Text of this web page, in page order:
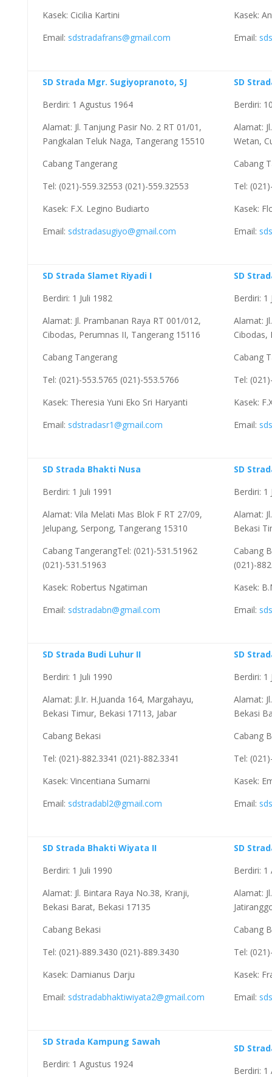
Kasek: Cicilia Kartini
Email: sdstradafrans@gmail.com
Kasek:
Email:
SD Strada Mgr. Sugiyopranoto, SJ
Berdiri: 1 Agustus 1964
Alamat: Jl. Tanjung Pasir No. 2 RT 01/01,
Pangkalan Teluk Naga, Tangerang 15510
Cabang Tangerang
Tel: (021)-559.32553 (021)-559.32553
Kasek: F.X. Legino Budiarto
Email: sdstradasugiyo@gmail.com
SD
Berdiri:
Alamat:
Wetan,
Cabang
Tel:
Kasek:
Email:
SD Strada Slamet Riyadi I
Berdiri: 1 Juli 1982
Alamat: Jl. Prambanan Raya RT 001/012,
Cibodas, Perumnas II, Tangerang 15116
Cabang Tangerang
Tel: (021)-553.5765 (021)-553.5766
Kasek: Theresia Yuni Eko Sri Haryanti
Email: sdstradasr1@gmail.com
SD
Berdiri: 1
Alamat:
Cibodas,
Cabang
Tel:
Kasek:
Email:
SD Strada Bhakti Nusa
Berdiri: 1 Juli 1991
Alamat: Vila Melati Mas Blok F RT 27/09,
Jelupang, Serpong, Tangerang 15310
Cabang TangerangTel: (021)-531.51962
(021)-531.51963
Kasek: Robertus Ngatiman
Email: sdstradabn@gmail.com
SD
Berdiri: 1
Alamat:
Bekasi
Cabang
(021)-
Kasek:
Email:
SD Strada Budi Luhur II
Berdiri: 1 Juli 1990
Alamat: Jl.Ir. H.Juanda 164, Margahayu,
Bekasi Timur, Bekasi 17113, Jabar
Cabang Bekasi
Tel: (021)-882.3341 (021)-882.3341
Kasek: Vincentiana Sumarni
Email: sdstradabl2@gmail.com
SD
Berdiri: 1
Alamat:
Bekasi
Cabang
Tel:
Kasek:
Email:
SD Strada Bhakti Wiyata II
Berdiri: 1 Juli 1990
Alamat: Jl. Bintara Raya No.38, Kranji,
Bekasi Barat, Bekasi 17135
Cabang Bekasi
Tel: (021)-889.3430 (021)-889.3430
Kasek: Damianus Darju
Email: sdstradabhaktiwiyata2@gmail.com
SD
Berdiri: 1
Alamat:
Cabang
Tel:
Kasek:
Email:
SD Strada Kampung Sawah
Berdiri: 1 Agustus 1924
SD
Berdiri: 1